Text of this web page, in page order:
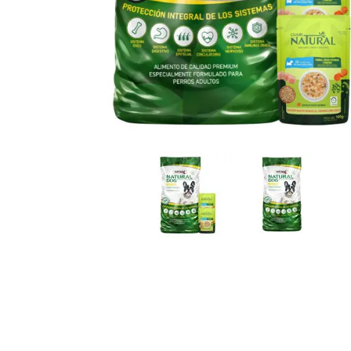
JUGUETES
COMEDEROS Y
ROPA